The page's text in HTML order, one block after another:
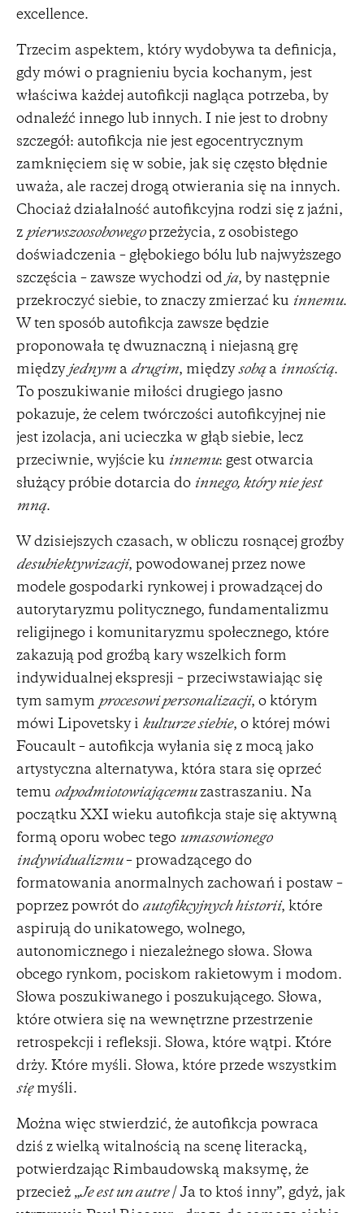
excellence.
Trzecim aspektem, który wydobywa ta definicja,
gdy mówi o pragnieniu bycia kochanym, jest
właściwa każdej autofikcji nagląca potrzeba, by
odnaleźć innego lub innych. I nie jest to drobny
szczegół: autofikcja nie jest egocentrycznym
zamknięciem się w sobie, jak się często błędnie
uważa, ale raczej drogą otwierania się na innych.
Chociaż działalność autofikcyjna rodzi się z jaźni,
z pierwszoosobowegoprzeżycia, z osobistego
doświadczenia – głębokiego bólu lub najwyższego
szczęścia – zawsze wychodzi od ja, by następnie
przekroczyć siebie, to znaczy zmierzać ku innemu.
W ten sposób autofikcja zawsze będzie
proponowała tę dwuznaczną i niejasną grę
między jednym a drugim, międzysobąa innością.
To poszukiwanie miłości drugiego jasno
pokazuje, że celem twórczości autofikcyjnej nie
jest izolacja, ani ucieczka w głąb siebie, lecz
przeciwnie, wyjście ku innemu: gest otwarcia
służący próbie dotarcia do innego, który nie jest
mną.
W dzisiejszych czasach, w obliczu rosnącej groźby
desubiektywizacji, powodowanej przez nowe
modele gospodarki rynkowej i prowadzącej do
autorytaryzmu politycznego, fundamentalizmu
religijnego i komunitaryzmu społecznego, które
zakazują pod groźbą kary wszelkich form
indywidualnej ekspresji – przeciwstawiając się
tym samym procesowi personalizacji, o którym
mówi Lipovetsky i kulturze siebie, o której mówi
Foucault – autofikcja wyłania się z mocą jako
artystyczna alternatywa, która stara się oprzeć
temu odpodmiotowiającemuzastraszaniu. Na
początku XXI wieku autofikcja staje się aktywną
formą oporu wobec tego umasowionego
indywidualizmu– prowadzącego do
formatowania anormalnych zachowań i postaw –
poprzez powrót do autofikcyjnych historii, które
aspirują do unikatowego, wolnego,
autonomicznego i niezależnego słowa. Słowa
obcego rynkom, pociskom rakietowym i modom.
Słowa poszukiwanego i poszukującego. Słowa,
które otwiera się na wewnętrzne przestrzenie
retrospekcji i refleksji. Słowa, które wątpi. Które
drży. Które myśli. Słowa, które przede wszystkim
sięmyśli.
Można więc stwierdzić, że autofikcja powraca
dziś z wielką witalnością na scenę literacką,
potwierdzając Rimbaudowską maksymę, że
przecież „Je est un autre/ Ja to ktoś inny”, gdyż, jak